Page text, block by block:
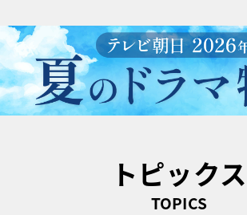
トピックス
TOPICS